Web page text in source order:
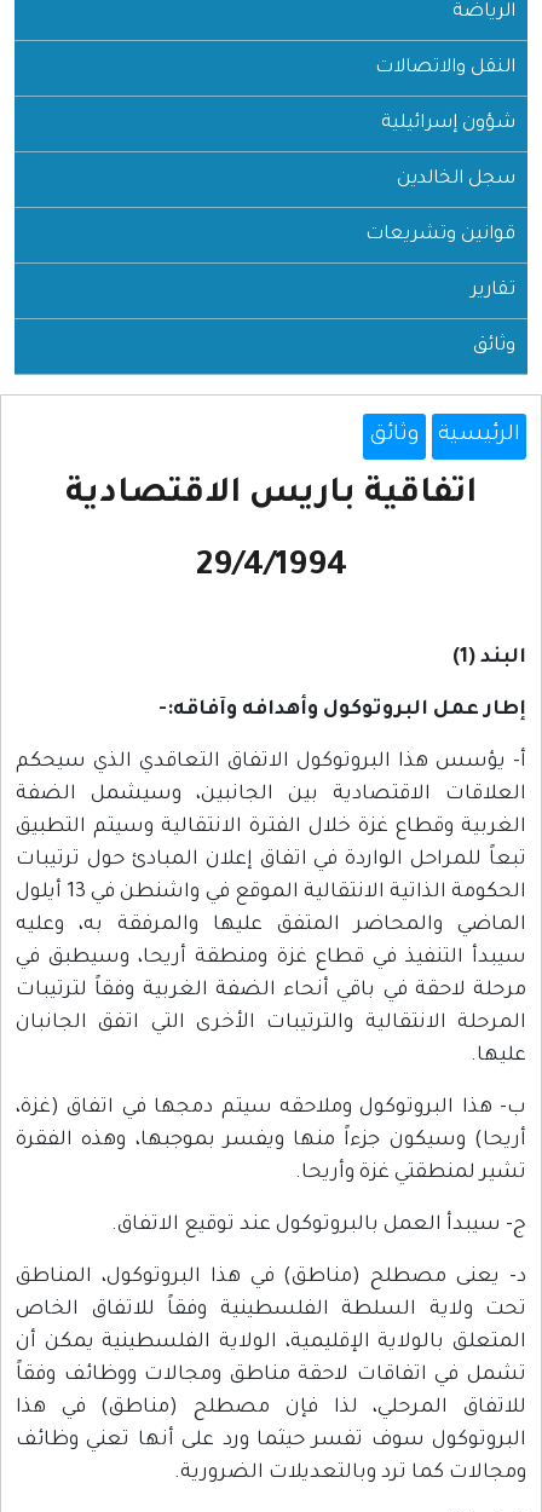
الرياضة
النقل والاتصالات
شؤون إسرائيلية
سجل الخالدين
قوانين وتشريعات
تقارير
وثائق
الرئيسية وثائق
اتفاقية باريس الاقتصادية
29/4/1994
البند (1)
إطار عمل البروتوكول وأهدافه وآفاقه:-
أ- يؤسس هذا البروتوكول الاتفاق التعاقدي الذي سيحكم
العلاقات الاقتصادية بين الجانبين، وسيشمل الضفة
الغربية وقطاع غزة خلال الفترة الانتقالية وسيتم التطبيق
تبعاً للمراحل الواردة في اتفاق إعلان المبادئ حول ترتيبات
الحكومة الذاتية الانتقالية الموقع في واشنطن في 13 أيلول
الماضي والمحاضر المتفق عليها والمرفقة به، وعليه
سيبدأ التنفيذ في قطاع غزة ومنطقة أريحا، وسيطبق في
مرحلة لاحقة في باقي أنحاء الضفة الغربية وفقاً لترتيبات
المرحلة الانتقالية والترتيبات الأخرى التي اتفق الجانبان
عليها.
ب- هذا البروتوكول وملاحقه سيتم دمجها في اتفاق (غزة،
أريحا) وسيكون جزءاً منها ويفسر بموجبها، وهذه الفقرة
تشير لمنطقتي غزة وأريحا.
ج- سيبدأ العمل بالبروتوكول عند توقيع الاتفاق.
د- يعنى مصطلح (مناطق) في هذا البروتوكول، المناطق
تحت ولاية السلطة الفلسطينية وفقاً للاتفاق الخاص
المتعلق بالولاية الإقليمية، الولاية الفلسطينية يمكن أن
تشمل في اتفاقات لاحقة مناطق ومجالات ووظائف وفقاً
للاتفاق المرحلي، لذا فإن مصطلح (مناطق) في هذا
البروتوكول سوف تفسر حيثما ورد على أنها تعني وظائف
ومجالات كما ترد وبالتعديلات الضرورية.